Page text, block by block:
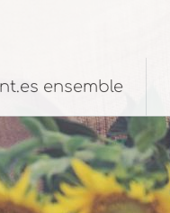
ensemble